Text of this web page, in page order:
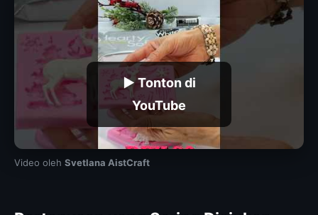
▶ Tonton di
YouTube
Video oleh Svetlana AistCraft